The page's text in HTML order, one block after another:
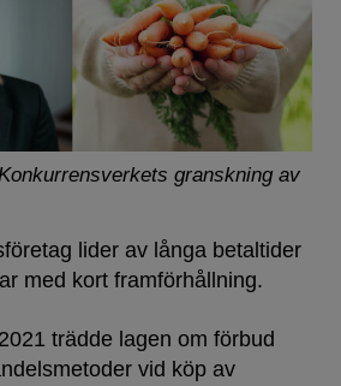
granskning av
lider av långa betaltider
med kort framförhållning.
trädde lagen om förbud
vid köp av